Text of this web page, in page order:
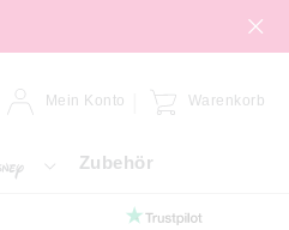
Mein Konto Warenkorb
Zubehör